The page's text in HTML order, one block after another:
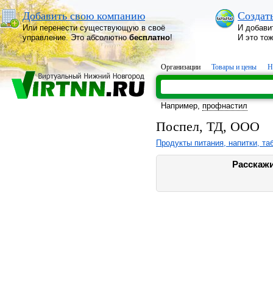
Добавить свою компанию
Или перенести существующую в своё
управление. Это абсолютнобесплатно!
И
И это
Организации Товары и цены
Например, профнастил
Поспел, ТД, ООО
Продукты питания, напитки,